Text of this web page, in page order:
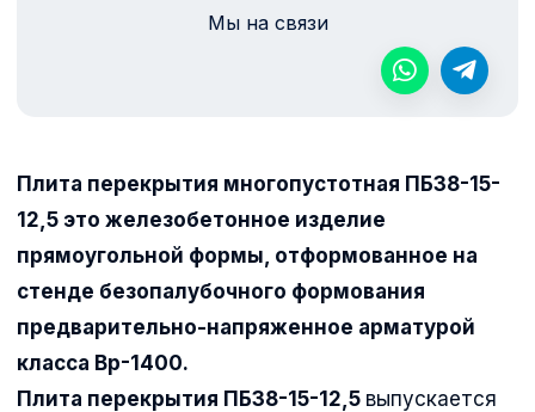
Мы на связи
Плита перекрытия многопустотная ПБ38-15-
12,5 это железобетонное изделие
прямоугольной формы, отформованное на
стенде безопалубочного формования
предварительно-напряженное арматурой
класса Вр-1400.
Плита перекрытия ПБ38-15-12,5 выпускается